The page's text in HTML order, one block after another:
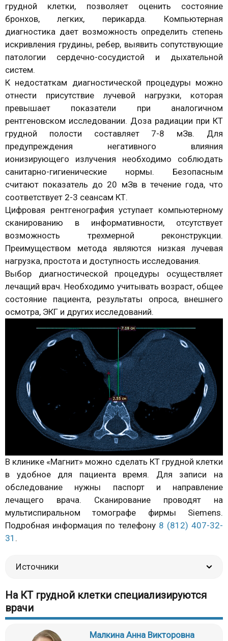
грудной клетки, позволяет оценить состояние
бронхов, легких, перикарда. Компьютерная
диагностика дает возможность определить степень
искривления грудины, ребер, выявить сопутствующие
патологии сердечно-сосудистой и дыхательной
систем.
К недостаткам диагностической процедуры можно
отнести присутствие лучевой нагрузки, которая
превышает показатели при аналогичном
рентгеновском исследовании. Доза радиации при КТ
грудной полости составляет 7-8 мЗв. Для
предупреждения негативного влияния
ионизирующего излучения необходимо соблюдать
санитарно-гигиенические нормы. Безопасным
считают показатель до 20 мЗв в течение года, что
соответствует 2-3 сеансам КТ.
Цифровая рентгенография уступает компьютерному
сканированию в информативности, отсутствует
возможность трехмерной реконструкции.
Преимуществом метода являются низкая лучевая
нагрузка, простота и доступность исследования.
Выбор диагностической процедуры осуществляет
лечащий врач. Необходимо учитывать возраст, общее
состояние пациента, результаты опроса, внешнего
осмотра, ЭКГ и других исследований.
В клинике «Магнит» можно сделать КТ грудной клетки
в удобное для пациента время. Для записи на
обследование нужны паспорт и направление
лечащего врача. Сканирование проводят на
мультиспиральном томографе фирмы Siemens.
Подробная информация по телефону 8 (812) 407-32-
31 .
Источники
На КТ грудной клетки специализируются
врачи
Малкина Анна Викторовна